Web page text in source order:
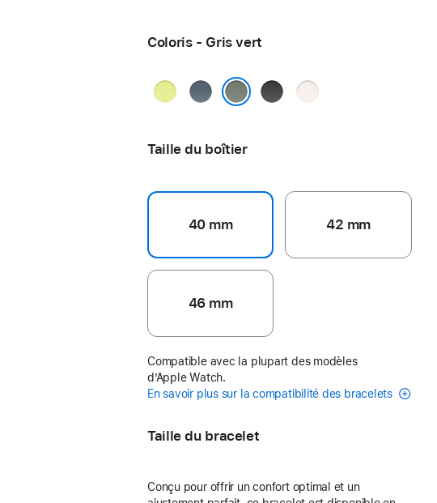
Coloris - Gris vert
JauneBleu
maritime
Noir
Rose
Taille du boîtier
40 mm 42 mm
46 mm
Compatible avec la plupart des modèles
d’Apple Watch.
En savoir plus sur la compatibilité des bracelets
Taille du bracelet
Conçu pour offrir un confort optimal et un